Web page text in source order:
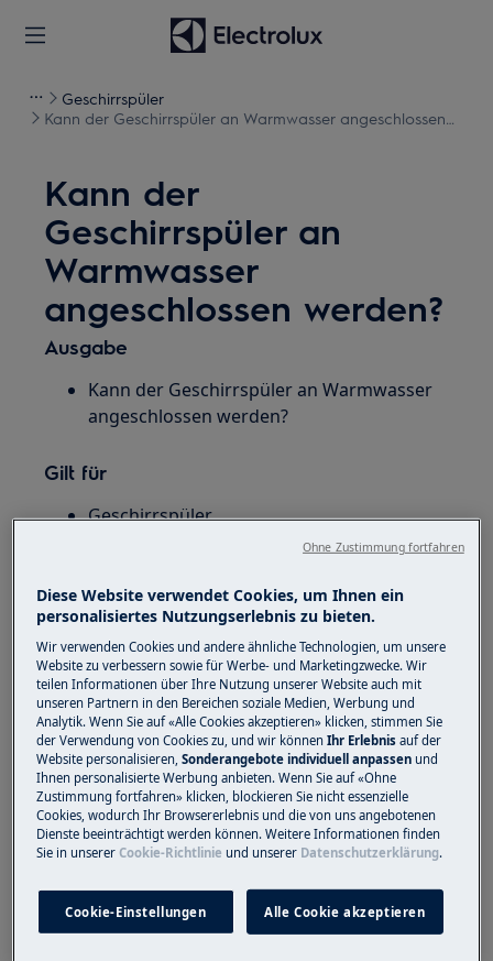
Geschirrspüler
Kann der Geschirrspüler an Warmwasser angeschlossen
Kann der
Geschirrspüler an
Warmwasser
angeschlossen werden?
Ausgabe
Kann der Geschirrspüler an Warmwasser
angeschlossen werden?
Gilt für
Geschirrspüler
Es ist sinnvoll den Geschirrspüler mit
Warmwasser zu versorgen, wenn dafür
erneuerbare Energie verwendet wird.
Der Geschirrspüler kann an Warmwasser
angeschlossen werden, wenn die
Einlauftemperatur des Wassers nicht
höher als 60 °C beträgt.
Helfen oben genannte Tipps nicht weiter,
empfehlen wir Ihnen, einen Technikertermin zu
Electrolux Kundendienst, halten Sie bitte die
folgenden Gerätedaten bereit. Modell-, Produkt-
Diese Website verwendet Cookies, um Ihnen ein
personalisiertes Nutzungserlebnis zu bieten.
Wir verwenden Cookies und andere ähnliche Technologien, um unsere
Website zu verbessern sowie für Werbe- und Marketingzwecke. Wir
teilen Informationen über Ihre Nutzung unserer Website auch mit
unseren Partnern in den Bereichen soziale Medien, Werbung und
Analytik. Wenn Sie auf «Alle Cookies akzeptieren» klicken, stimmen Sie
der Verwendung von Cookies zu, und wir könnenIhr Erlebnisauf der
Website personalisieren,Sonderangebote individuell anpassen und
Ihnen personalisierte Werbung anbieten. Wenn Sie auf «Ohne
Zustimmung fortfahren» klicken, blockieren Sie nicht essenzielle
Cookies, wodurch Ihr Browsererlebnis und die von uns angebotenen
Dienste beeinträchtigt werden können. Weitere Informationen finden
Sie in unsererCookie-Richtlinie und unserer Datenschutzerklärung.
Cookie-Einstellungen Alle Cookie akzeptieren
Ohne Zustimmung fortfahren